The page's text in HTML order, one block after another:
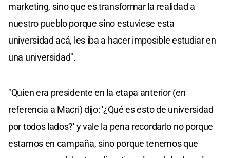
marketing, sino que es transformar la realidad a
nuestro pueblo porque sino estuviese esta
universidad acá, les iba a hacer imposible estudiar en
una universidad".
"Quien era presidente en la etapa anterior (en
referencia a Macri) dijo: '¿Qué es esto de universidad
por todos lados?' y vale la pena recordarlo no porque
estamos en campaña, sino porque tenemos que